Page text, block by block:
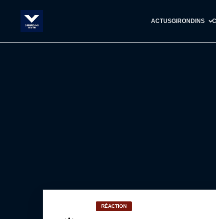
ACTUSGIRONDINS
RÉACTION